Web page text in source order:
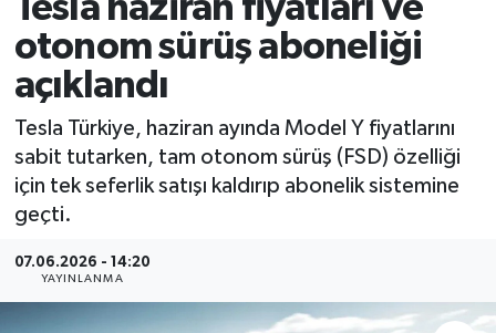
Tesla haziran fiyatları ve
otonom sürüş aboneliği
açıklandı
Tesla Türkiye, haziran ayında Model Y fiyatlarını
sabit tutarken, tam otonom sürüş (FSD) özelliği
için tek seferlik satışı kaldırıp abonelik sistemine
geçti.
07.06.2026 - 14:20
YAYINLANMA
Resmi İlanlar
Alanyaspor
Turizm
E-Gazete
Süper Lig Puan Durumu ve Fikstür
Tüm Manşetler
Son Dakika Haberleri
Haber Arşivi